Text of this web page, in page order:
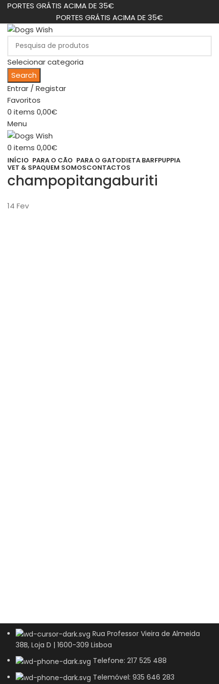
PORTES GRÁTIS ACIMA DE 35€
PORTES GRÁTIS ACIMA DE 35€
Selecionar categoria
Search
Entrar / Registar
Favoritos
0 items 0,00€
Menu
0 items 0,00€
INÍCIO PARA O CÃO PARA O GATODIETA BARFPUPPIA
VET & SPAQUEM SOMOSCONTACTOS
champopitangaburiti
14 Fev
Rua Professor Vieira de Almeida
38B, Loja D | 1600-309 Lisboa
Telefone: 217 525 488
Telemóvel: 935 646 283